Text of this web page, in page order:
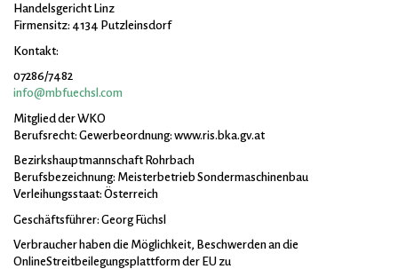
Handelsgericht Linz
Firmensitz: 4134 Putzleinsdorf
Kontakt:
07286/7482
info@mbfuechsl.com
Mitglied der WKO
Berufsrecht: Gewerbeordnung: www.ris.bka.gv.at
Bezirkshauptmannschaft Rohrbach
Berufsbezeichnung: Meisterbetrieb Sondermaschinenbau
Verleihungsstaat: Österreich
Geschäftsführer: Georg Füchsl
Verbraucher haben die Möglichkeit, Beschwerden an die
OnlineStreitbeilegungsplattform der EU zu